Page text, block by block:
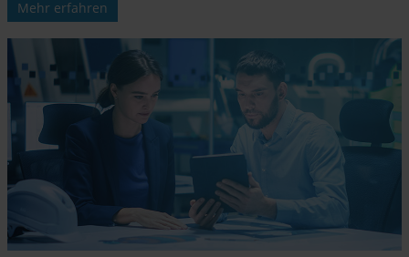
Mehr erfahren